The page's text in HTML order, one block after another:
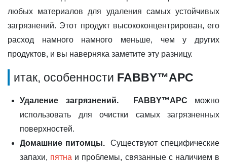
любых материалов для удаления самых устойчивых
загрязнений. Этот продукт высококонцентрирован, его
расход намного намного меньше, чем у других
продуктов, и вы наверняка заметите эту разницу.
итак, особенности FABBY™APC
Удаление загрязнений. FABBY™APC можно
использовать для очистки самых загрязненных
поверхностей.
Домашние питомцы.
Существуют специфические
запахи, пятна и проблемы, связанные с наличием в